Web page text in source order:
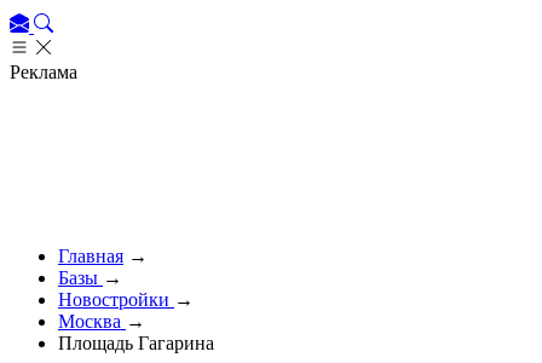
Реклама
Главная →
Базы →
Новостройки →
Москва →
Площадь Гагарина